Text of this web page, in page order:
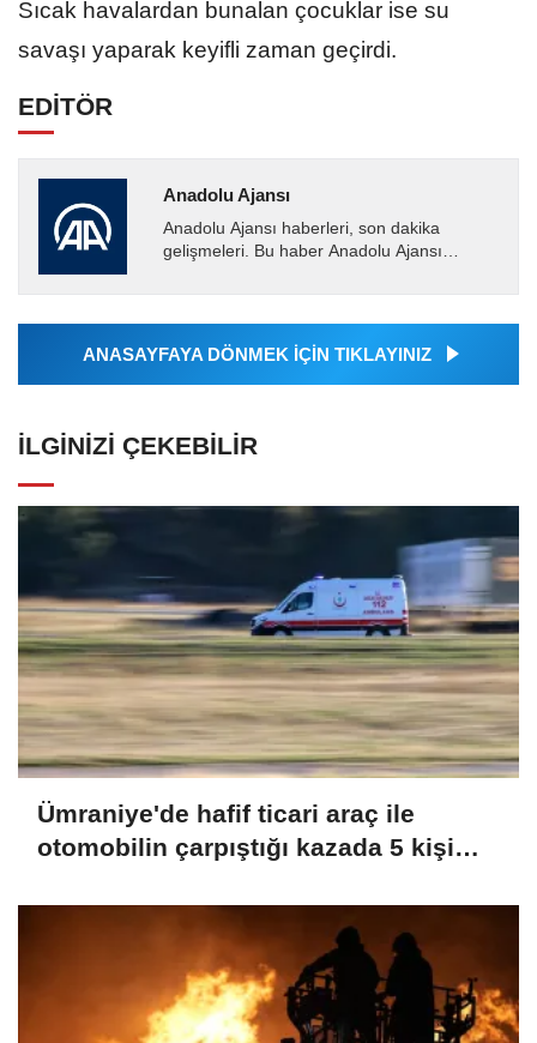
Sıcak havalardan bunalan çocuklar ise su
savaşı yaparak keyifli zaman geçirdi.
EDİTÖR
Anadolu Ajansı
Anadolu Ajansı haberleri, son dakika
gelişmeleri. Bu haber Anadolu Ajansı
tarafından geçilen tüm...
ANASAYFAYA DÖNMEK İÇİN TIKLAYINIZ
İLGINIZI ÇEKEBILIR
Ümraniye'de hafif ticari araç ile
otomobilin çarpıştığı kazada 5 kişi